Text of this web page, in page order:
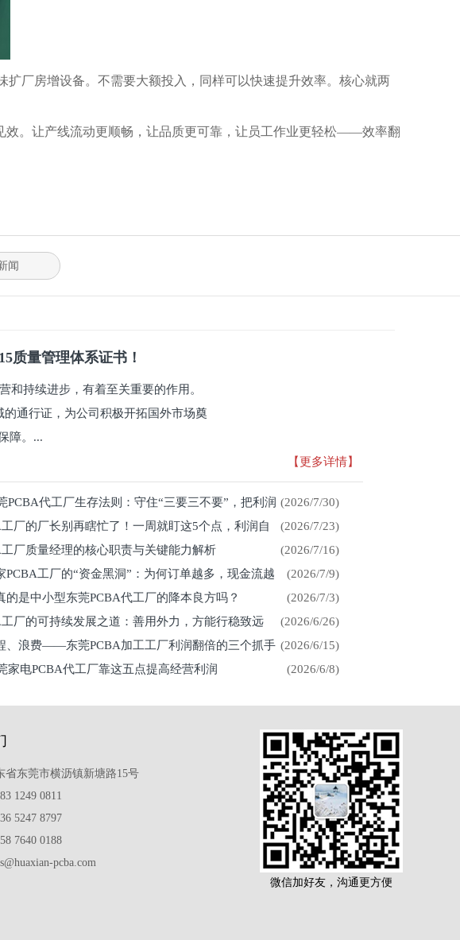
厂房增设备。不需要大额投入，同样可以快速提升效率。核心就两
效。让产线流动更顺畅，让品质更可靠，让员工作业更轻松——效率翻
闻
质量管理体系证书！
和持续进步，有着至关重要的作用。
通行证，为公司积极开拓国外市场奠
障。...
【更多详情】
(2026/7/30)
PCBA代工厂生存法则：守住“三要三不要”，把利润
(2026/7/23)
厂的厂长别再瞎忙了！一周就盯这5个点，利润自
(2026/7/16)
工厂质量经理的核心职责与关键能力解析
(2026/7/9)
PCBA工厂的“资金黑洞”：为何订单越多，现金流越
(2026/7/3)
的是中小型东莞PCBA代工厂的降本良方吗？
(2026/6/26)
工厂的可持续发展之道：善用外力，方能行稳致远
(2026/6/15)
、浪费——东莞PCBA加工工厂利润翻倍的三个抓手
(2026/6/8)
家电PCBA代工厂靠这五点提高经营利润
省东莞市横沥镇新塘路15号
1249 0811
5247 8797
7640 0188
pcba.com
微信加好友，沟通更方便